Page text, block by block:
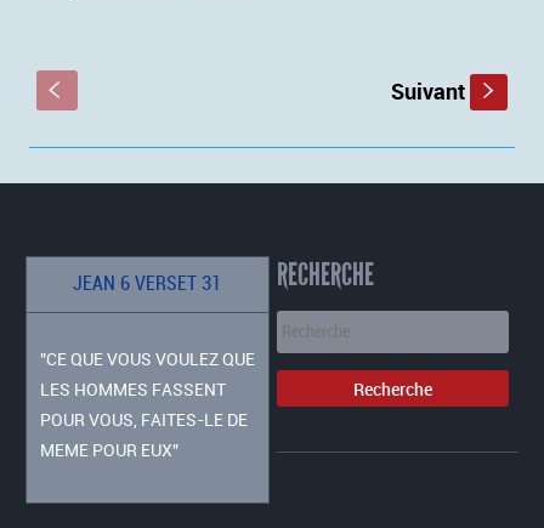
S Suivant s
JEAN 6 VERSET 31
"CE QUE VOUS VOULEZ QUE
LES HOMMES FASSENT
POUR VOUS, FAITES-LE DE
MEME POUR EUX"
RECHERCHE